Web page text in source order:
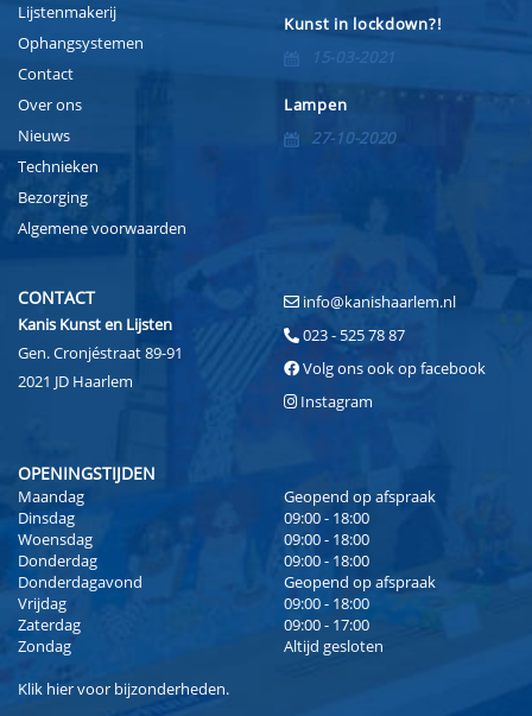
Lijstenmakerij
Ophangsystemen
Contact
Over ons
Nieuws
Technieken
Bezorging
Algemene voorwaarden
Kunst in lockdown?!
15-03-2021
Lampen
27-10-2020
CONTACT
Kanis Kunst en Lijsten
Gen. Cronjéstraat 89-91
2021 JD Haarlem
info@kanishaarlem.nl
023 - 525 78 87
Volg ons ook op facebook
Instagram
OPENINGSTIJDEN
Maandag
Geopend op afspraak
Dinsdag
09:00 - 18:00
Woensdag
09:00 - 18:00
Donderdag
09:00 - 18:00
Donderdagavond
Geopend op afspraak
Vrijdag
09:00 - 18:00
Zaterdag
09:00 - 17:00
Zondag
Altijd gesloten
Klik hiervoor bijzonderheden.